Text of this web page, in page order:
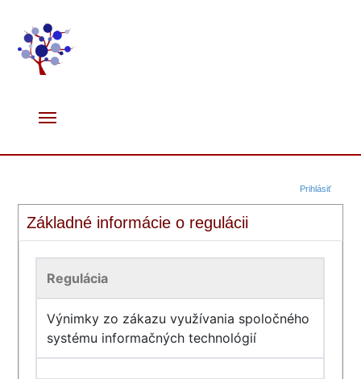
Prihlásiť
Základné informácie o regulácii
Regulácia
Výnimky zo zákazu využívania spoločného
systému informačných technológií